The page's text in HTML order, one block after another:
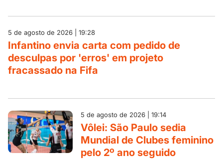
5 de agosto de 2026 | 19:28
Infantino envia carta com pedido de
desculpas por 'erros' em projeto
fracassado na Fifa
5 de agosto de 2026 | 19:14
Vôlei: São Paulo sedia
Mundial de Clubes feminino
pelo 2º ano seguido